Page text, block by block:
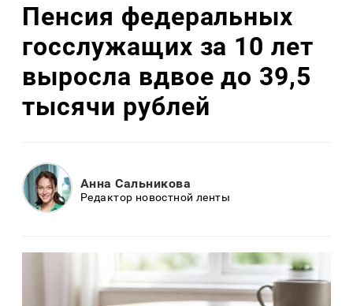
Пенсия федеральных
госслужащих за 10 лет
выросла вдвое до 39,5
тысячи рублей
Анна Сальникова
Редактор новостной ленты